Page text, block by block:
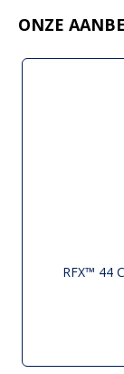
ONZE
RFX™ 44